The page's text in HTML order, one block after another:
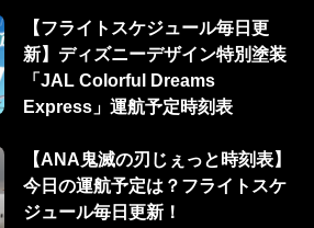
【フライトスケジュール毎日更
新】ディズニーデザイン特別塗装
「JAL Colorful Dreams
Express」運航予定時刻表
【ANA鬼滅の刃じぇっと時刻表】
今日の運航予定は？フライトスケ
ジュール毎日更新！